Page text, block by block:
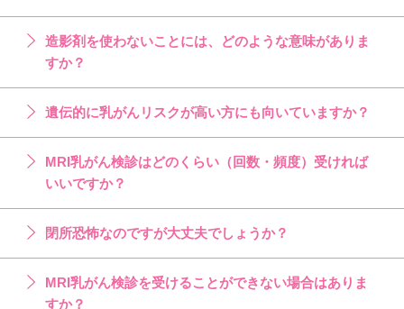
造影剤を使わないことには、どのような意味がありま
すか？
遺伝的に乳がんリスクが高い方にも向いていますか？
MRI乳がん検診はどのくらい（回数・頻度）受ければ
いいですか？
閉所恐怖なのですが大丈夫でしょうか？
MRI乳がん検診を受けることができない場合はありま
すか？